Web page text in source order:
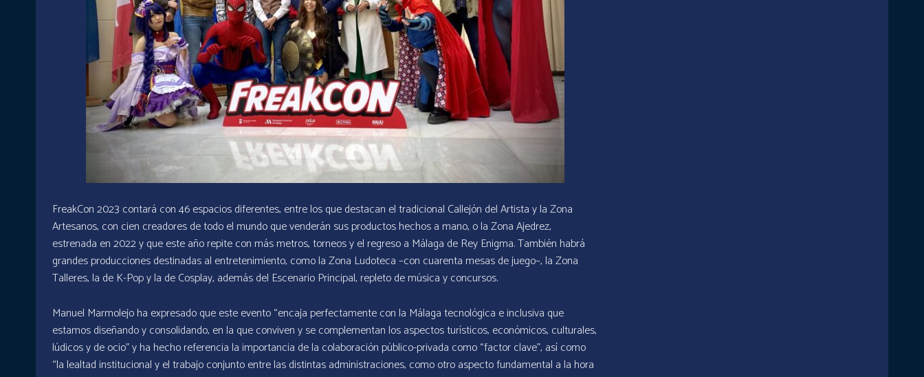
FreakCon 2023 contará con 46 espacios diferentes, entre los que destacan el tradicional Callejón del Artista y la Zona
Artesanos, con cien creadores de todo el mundo que venderán sus productos hechos a mano, o la Zona Ajedrez,
estrenada en 2022 y que este año repite con más metros, torneos y el regreso a Málaga de Rey Enigma. También habrá
grandes producciones destinadas al entretenimiento, como la Zona Ludoteca –con cuarenta mesas de juego–, la Zona
Talleres, la de K-Pop y la de Cosplay, además del Escenario Principal, repleto de música y concursos.
Manuel Marmolejo ha expresado que este evento “encaja perfectamente con la Málaga tecnológica e inclusiva que
estamos diseñando y consolidando, en la que conviven y se complementan los aspectos turísticos, económicos, culturales,
lúdicos y de ocio” y ha hecho referencia la importancia de la colaboración público-privada como “factor clave”, así como
“la lealtad institucional y el trabajo conjunto entre las distintas administraciones, como otro aspecto fundamental a la hora